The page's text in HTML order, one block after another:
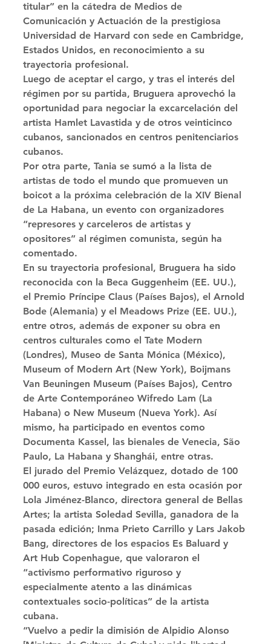
titular” en la cátedra de Medios de
Comunicación y Actuación de la prestigiosa
Universidad de Harvard con sede en Cambridge,
Estados Unidos, en reconocimiento a su
trayectoria profesional.
Luego de aceptar el cargo, y tras el interés del
régimen por su partida, Bruguera aprovechó la
oportunidad para negociar la excarcelación del
artista Hamlet Lavastida y de otros veinticinco
cubanos, sancionados en centros penitenciarios
cubanos.
Por otra parte, Tania se sumó a la lista de
artistas de todo el mundo que promueven un
boicot a la próxima celebración de la XIV Bienal
de La Habana, un evento con organizadores
“represores y carceleros de artistas y
opositores” al régimen comunista, según ha
comentado.
En su trayectoria profesional, Bruguera ha sido
reconocida con la Beca Guggenheim (EE. UU.),
el Premio Príncipe Claus (Países Bajos), el Arnold
Bode (Alemania) y el Meadows Prize (EE. UU.),
entre otros, además de exponer su obra en
centros culturales como el Tate Modern
(Londres), Museo de Santa Mónica (México),
Museum of Modern Art (New York), Boijmans
Van Beuningen Museum (Países Bajos), Centro
de Arte Contemporáneo Wifredo Lam (La
Habana) o New Museum (Nueva York). Así
mismo, ha participado en eventos como
Documenta Kassel, las bienales de Venecia, São
Paulo, La Habana y Shanghái, entre otras.
El jurado del Premio Velázquez, dotado de 100
000 euros, estuvo integrado en esta ocasión por
Lola Jiménez-Blanco, directora general de Bellas
Artes; la artista Soledad Sevilla, ganadora de la
pasada edición; Inma Prieto Carrillo y Lars Jakob
Bang, directores de los espacios Es Baluard y
Art Hub Copenhague, que valoraron el
“activismo performativo riguroso y
especialmente atento a las dinámicas
contextuales socio-políticas” de la artista
cubana.
“Vuelvo a pedir la dimisión de Alpidio Alonso